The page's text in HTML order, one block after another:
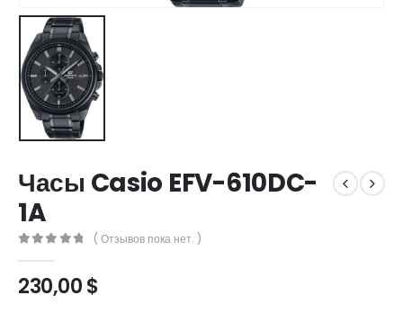
Часы Casio EFV-610DC-
1A
( Отзывов пока нет. )
230,00$